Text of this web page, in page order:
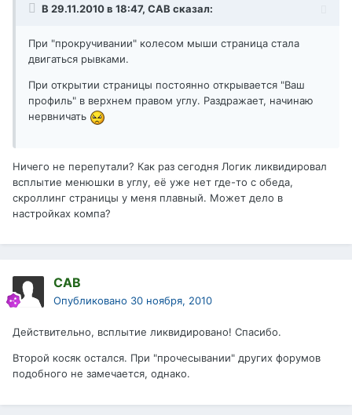
В 29.11.2010 в 18:47, САВ сказал:
При "прокручивании" колесом мыши страница стала
двигаться рывками.
При открытии страницы постоянно открывается "Ваш
профиль" в верхнем правом углу. Раздражает, начинаю
нервничать
Ничего не перепутали? Как раз сегодня Логик ликвидировал
всплытие менюшки в углу, её уже нет где-то с обеда,
скроллинг страницы у меня плавный. Может дело в
настройках компа?
САВ
Опубликовано 30 ноября, 2010
Действительно, всплытие ликвидировано! Спасибо.
Второй косяк остался. При "прочесывании" других форумов
подобного не замечается, однако.